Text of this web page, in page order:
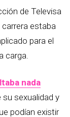
de Televisa
estaba
para el
carga.
nada
sexualidad y
podían existir